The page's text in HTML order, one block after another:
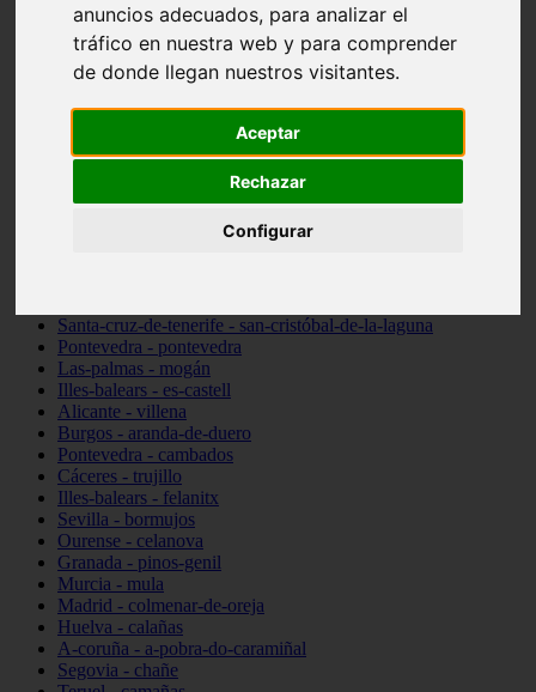
anuncios adecuados, para analizar el
tráfico en nuestra web y para comprender
de donde llegan nuestros visitantes.
Aceptar
Rechazar
Configurar
Madrid - leganés
Almería - roquetas-de-mar
Girona - tossa-de-mar
Barcelona - sant-cugat-del-vallès
Alicante - l39alfàs-del-pi
Barcelona - vilanova-i-la-geltrú
Illes-balears - alcúdia
Illes-balears - sant-antoni-de-portmany
Santa-cruz-de-tenerife - san-cristóbal-de-la-laguna
Pontevedra - pontevedra
Las-palmas - mogán
Illes-balears - es-castell
Alicante - villena
Burgos - aranda-de-duero
Pontevedra - cambados
Cáceres - trujillo
Illes-balears - felanitx
Sevilla - bormujos
Ourense - celanova
Granada - pinos-genil
Murcia - mula
Madrid - colmenar-de-oreja
Huelva - calañas
A-coruña - a-pobra-do-caramiñal
Segovia - chañe